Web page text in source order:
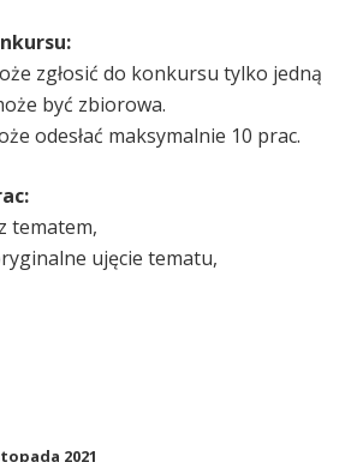
zgłosić do konkursu tylko jedną
być zbiorowa.
odesłać maksymalnie 10 prac.
tematem,
ujęcie tematu,
2021